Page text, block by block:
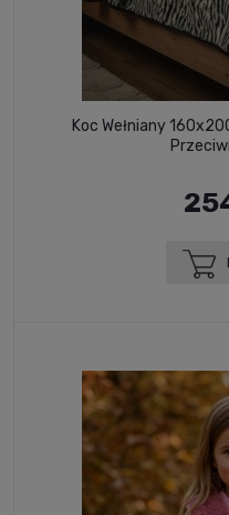
Koc Wełniany